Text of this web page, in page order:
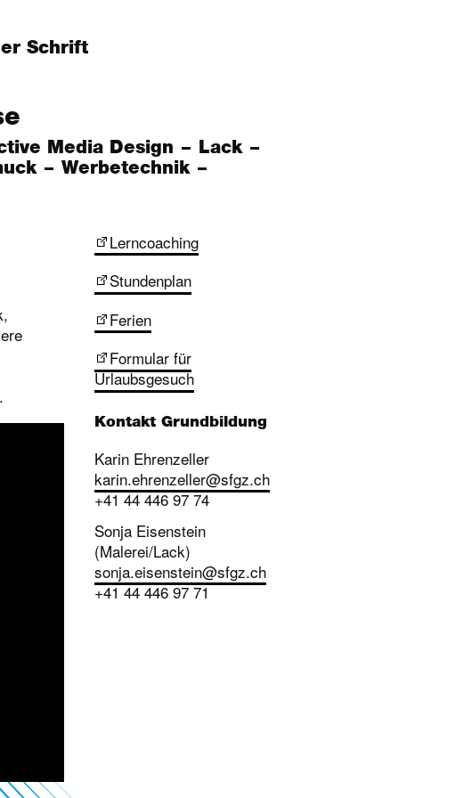
Schrift
Media Design
Lack
Werbetechnik
Lerncoaching
Stundenplan
Ferien
Formular für
Urlaubsgesuch
Kontakt Grundbildung
Karin Ehrenzeller
karin.ehrenzeller@sfgz.ch
+41 44 446 97 74
Sonja Eisenstein
(Malerei/Lack)
sonja.eisenstein@sfgz.ch
+41 44 446 97 71